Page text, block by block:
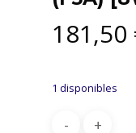
181,50
1 disponibles